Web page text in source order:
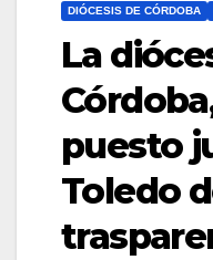
DIÓCESIS DE CÓRDOBA
La
puesto
Toledo